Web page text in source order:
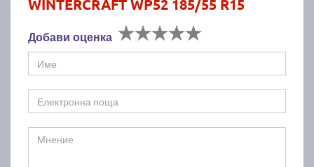
WINTERCRAFT WP52 185/55 R15
Добави оценка